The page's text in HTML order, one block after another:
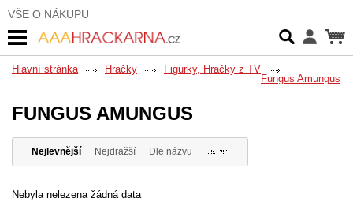
VŠE O NÁKUPU
Hlavní stránka Hračky
Figurky, Hračky z TV
Fungus Amungus
FUNGUS AMUNGUS
Nejlevnější Nejdražší Dle názvu
Nebyla nelezena žádná data